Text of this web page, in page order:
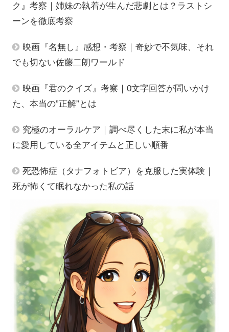
ク』考察｜姉妹の執着が生んだ悲劇とは？ラストシ
ーンを徹底考察
映画『名無し』感想・考察｜奇妙で不気味、それ
でも切ない佐藤二朗ワールド
映画『君のクイズ』考察｜0文字回答が問いかけ
た、本当の”正解”とは
究極のオーラルケア｜調べ尽くした末に私が本当
に愛用している全アイテムと正しい順番
死恐怖症（タナフォトビア）を克服した実体験｜
死が怖くて眠れなかった私の話